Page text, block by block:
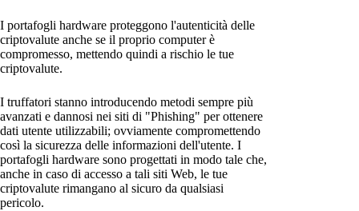
I portafogli hardware proteggono l'autenticità delle
criptovalute anche se il proprio computer è
compromesso, mettendo quindi a rischio le tue
criptovalute.
I truffatori stanno introducendo metodi sempre più
avanzati e dannosi nei siti di "Phishing" per ottenere
dati utente utilizzabili; ovviamente compromettendo
così la sicurezza delle informazioni dell'utente. I
portafogli hardware sono progettati in modo tale che,
anche in caso di accesso a tali siti Web, le tue
criptovalute rimangano al sicuro da qualsiasi
pericolo.